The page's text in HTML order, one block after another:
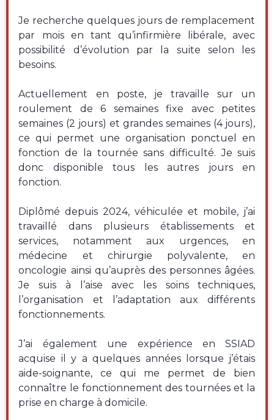
Je recherche quelques jours de remplacement
par mois en tant qu’infirmière libérale, avec
possibilité d’évolution par la suite selon les
besoins.
Actuellement en poste, je travaille sur un
roulement de 6 semaines fixe avec petites
semaines (2 jours) et grandes semaines (4 jours),
ce qui permet une organisation ponctuel en
fonction de la tournée sans difficulté. Je suis
donc disponible tous les autres jours en
fonction.
Diplômé depuis 2024, véhiculée et mobile, j’ai
travaillé dans plusieurs établissements et
services, notamment aux urgences, en
médecine et chirurgie polyvalente, en
oncologie ainsi qu’auprès des personnes âgées.
Je suis à l’aise avec les soins techniques,
l’organisation et l’adaptation aux différents
fonctionnements.
J’ai également une expérience en SSIAD
acquise il y a quelques années lorsque j’étais
aide-soignante, ce qui me permet de bien
connaître le fonctionnement des tournées et la
prise en charge à domicile.